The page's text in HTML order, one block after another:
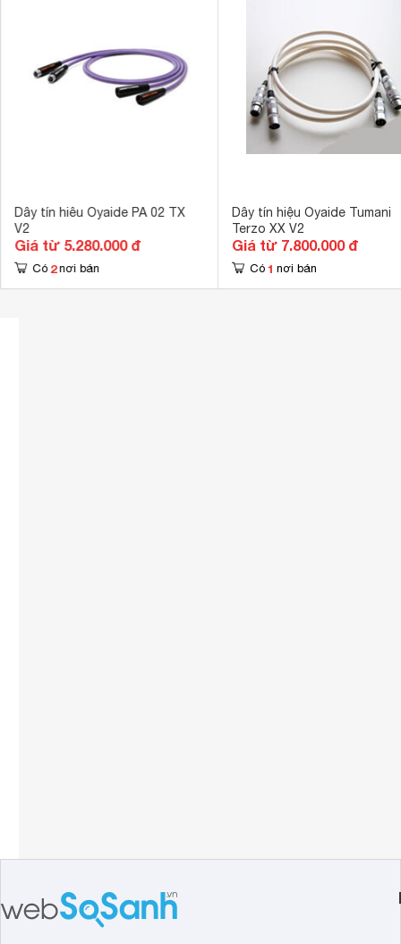
Dây tín hiêu Oyaide PA 02 TX
V2
Giá từ 5.280.000 đ
Có 2 nơi bán
Dây tín hiệu Oyaide Tumani
Terzo XX V2
Giá từ 7.800.000 đ
Có 1 nơi bán